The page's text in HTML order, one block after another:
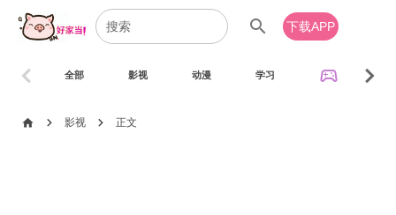
search 下载APP
全部 影视 动漫 学习 sports_esports
chevron_left chevron_right
home chevron_right 影视 chevron_right 正文